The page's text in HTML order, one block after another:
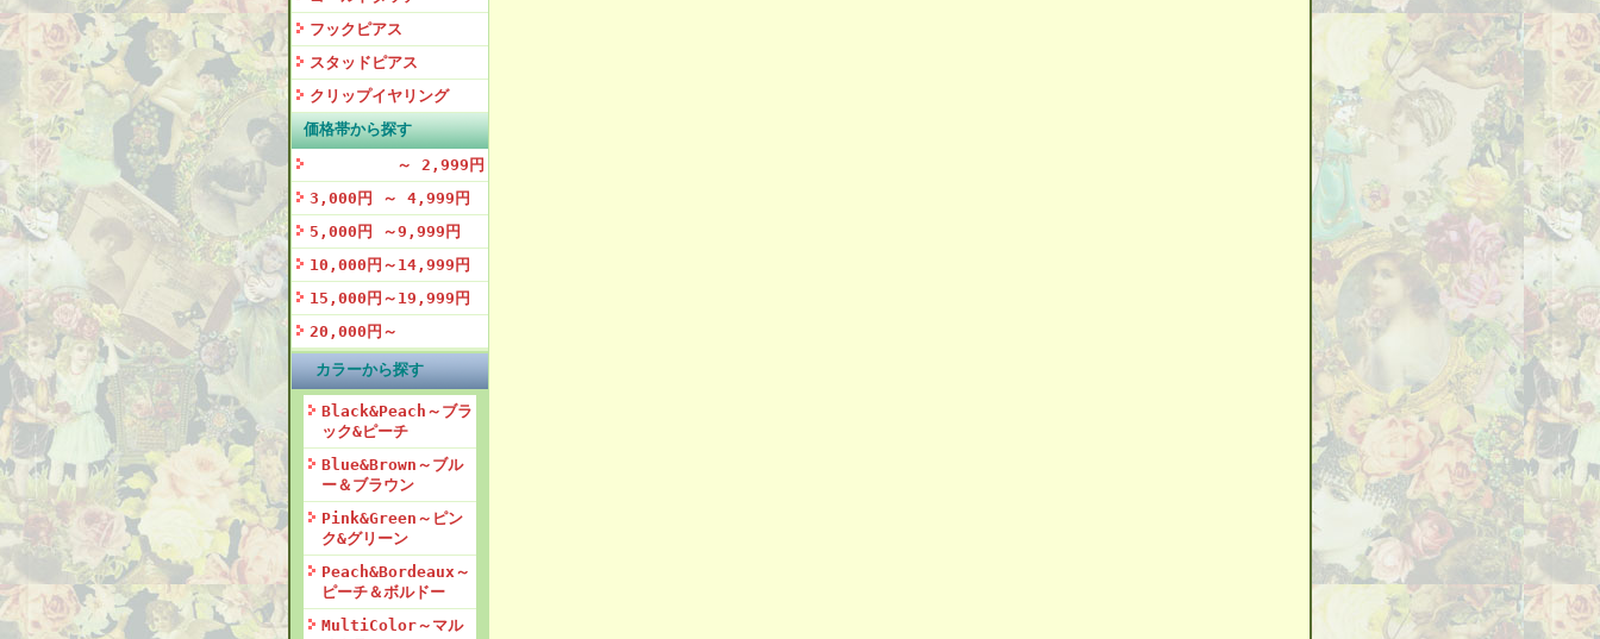
フックピアス
スタッドピアス
クリップイヤリング
価格帯から探す
～ 2,999円
3,000円 ～ 4,999円
5,000円 ～9,999円
10,000円～14,999円
15,000円～19,999円
20,000円～
カラーから探す
Black&Peach～ブラ
ック&ピーチ
Blue&Brown～ブル
ー＆ブラウン
Pink&Green～ピン
ク&グリーン
Peach&Bordeaux～
ピーチ＆ボルドー
MultiColor～マル